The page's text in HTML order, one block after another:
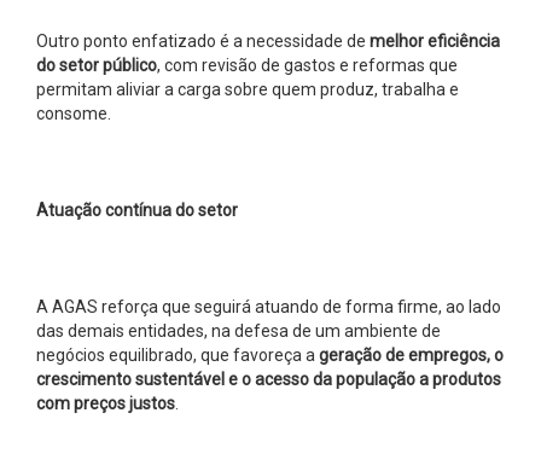
Outro ponto enfatizado é a necessidade de melhor eficiência
do setor público, com revisão de gastos e reformas que
permitam aliviar a carga sobre quem produz, trabalha e
consome.
Atuação contínua do setor
A AGAS reforça que seguirá atuando de forma firme, ao lado
das demais entidades, na defesa de um ambiente de
negócios equilibrado, que favoreça a geração de empregos, o
crescimento sustentável e o acesso da população a produtos
com preços justos